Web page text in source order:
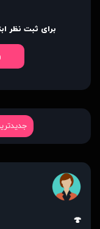
برای ثبت نظر
🍄